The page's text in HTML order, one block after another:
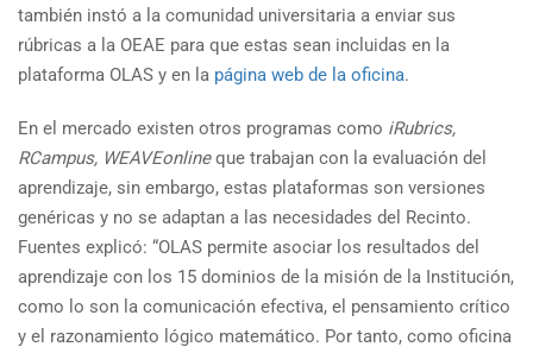
también instó a la comunidad universitaria a enviar sus
rúbricas a la OEAE para que estas sean incluidas en la
plataforma OLAS y en la página web de la oficina.
En el mercado existen otros programas como iRubrics,
RCampus, WEAVEonlineque trabajan con la evaluación del
aprendizaje, sin embargo, estas plataformas son versiones
genéricas y no se adaptan a las necesidades del Recinto.
Fuentes explicó: “OLAS permite asociar los resultados del
aprendizaje con los 15 dominios de la misión de la Institución,
como lo son la comunicación efectiva, el pensamiento crítico
y el razonamiento lógico matemático. Por tanto, como oficina